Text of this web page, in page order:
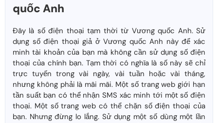
quốc Anh
Đây là số điện thoại tạm thời từ Vương quốc Anh. Sử
dụng số điện thoại giả ở Vương quốc Anh này để xác
minh tài khoản của bạn mà không cần sử dụng số điện
thoại của chính bạn. Tạm thời có nghĩa là số này sẽ chỉ
trực tuyến trong vài ngày, vài tuần hoặc vài tháng,
nhưng không phải là mãi mãi. Một số trang web giới hạn
tần suất bạn có thể nhận SMS xác minh tới một số điện
thoại. Một số trang web có thể chặn số điện thoại của
bạn. Nhưng đừng lo lắng. Sử dụng một số dùng một lần